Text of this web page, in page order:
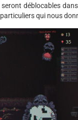
déblocables
qui nous